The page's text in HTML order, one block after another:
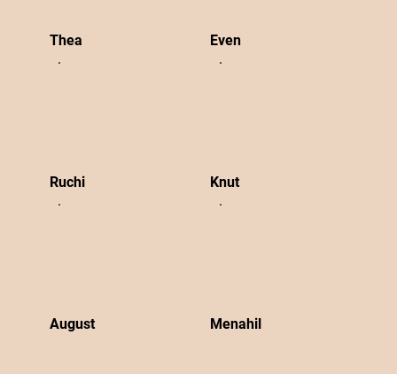
Thea Even
Ruchi Knut
August Menahil